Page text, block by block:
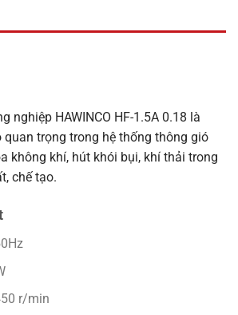
nghiệp HAWINCO HF-1.5A 0.18 là
trọng trong hệ thống thông gió
không khí, hút khói bụi, khí thải trong
chế tạo.
r/min